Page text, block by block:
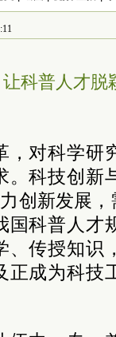
科普人才脱
，对科学研
。科技创新
创新发展
国科普人才
、传授知识
正成为科技